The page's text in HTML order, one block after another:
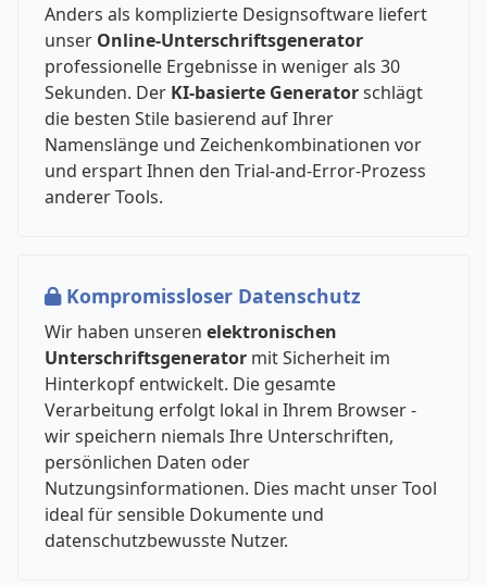
Anders als komplizierte Designsoftware liefert
unser Online-Unterschriftsgenerator
professionelle Ergebnisse in weniger als 30
Sekunden. Der KI-basierte Generatorschlägt
die besten Stile basierend auf Ihrer
Namenslänge und Zeichenkombinationen vor
und erspart Ihnen den Trial-and-Error-Prozess
anderer Tools.
Kompromissloser Datenschutz
Wir haben unseren elektronischen
Unterschriftsgenerator mit Sicherheit im
Hinterkopf entwickelt. Die gesamte
Verarbeitung erfolgt lokal in Ihrem Browser -
wir speichern niemals Ihre Unterschriften,
persönlichen Daten oder
Nutzungsinformationen. Dies macht unser Tool
ideal für sensible Dokumente und
datenschutzbewusste Nutzer.